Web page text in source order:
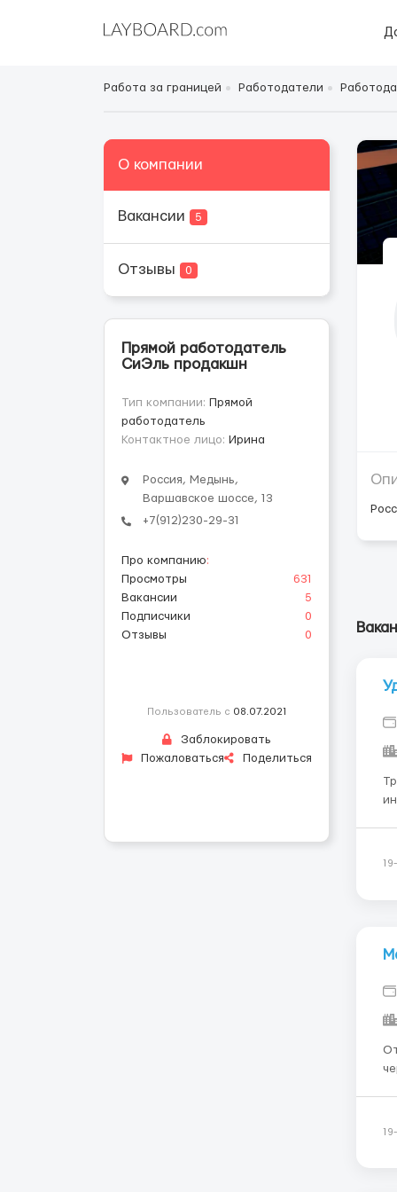
Работа за границей Работодатели
О компании
Вакансии 5
Отзывы 0
Прямой работодатель
СиЭль продакшн
Тип компании: Прямой
работодатель
Контактное лицо: Ирина
Россия, Медынь,
Варшавское шоссе, 13
+7(912)230-29-31
Про компанию:
Просмотры
631
Вакансии
5
Подписчики
0
Отзывы
0
Пользователь с 08.07.2021
Заблокировать
Пожаловаться
Поделиться